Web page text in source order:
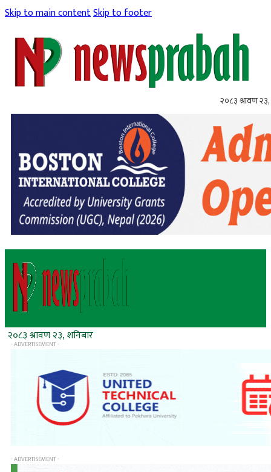
Skip to main contentSkip to footer
२०८३ श्रावण २३,
२०८३ श्रावण २३, शनिबार
- ADVERTISEMENT -
- ADVERTISEMENT -